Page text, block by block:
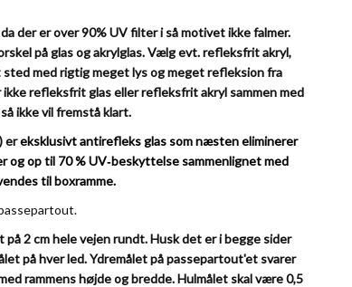
der er over 90% UV filter i så motivet ikke falmer.
på glas og akrylglas.Vælg evt. refleksfrit akryl,
med rigtig meget lys og meget refleksion fra
refleksfrit glas eller refleksfrit akryl sammen med
ikke vil fremstå klart.
ereksklusivt antirefleks glas som næsten eliminerer
og op til 70% UV‑beskyttelse sammenlignet med
til boxramme.
2 cm hele vejen rundt. Husk det er i begge sider
på hver led. Ydremålet på passepartout'et svarer
rammens højde og bredde. Hulmålet skal være 0,5